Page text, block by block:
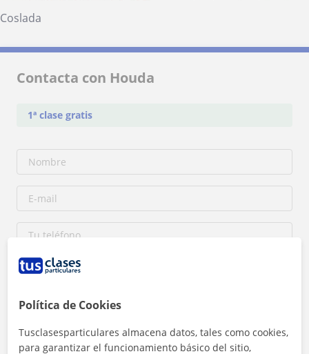
Coslada
Contacta con Houda
1ª clase gratis
Al hacer clic, aceptas nuestroaviso legaly deprivacidad
Política de Cookies
Tusclasesparticulares almacena datos, tales como cookies,
para garantizar el funcionamiento básico del sitio,